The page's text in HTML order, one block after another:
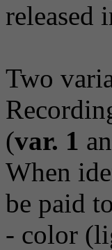
released
Two
(var. 1
When
be paid
- color